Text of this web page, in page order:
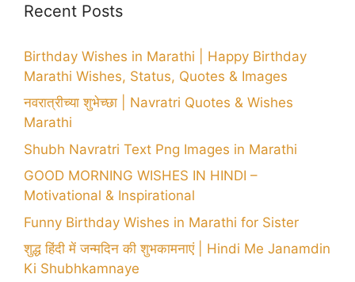
Recent Posts
Birthday Wishes in Marathi | Happy Birthday
Marathi Wishes, Status, Quotes & Images
नवरात्रीच्या शुभेच्छा | Navratri Quotes & Wishes
Marathi
Shubh Navratri Text Png Images in Marathi
GOOD MORNING WISHES IN HINDI –
Motivational & Inspirational
Funny Birthday Wishes in Marathi for Sister
शुद्ध हिंदी में जन्मदिन की शुभकामनाएं | Hindi Me Janamdin
Ki Shubhkamnaye